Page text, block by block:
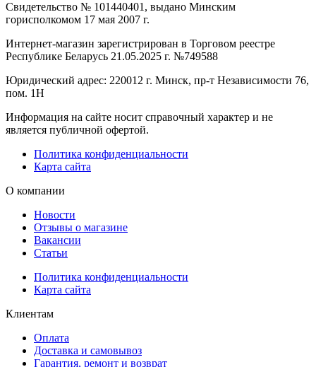
Свидетельство № 101440401, выдано Минским
горисполкомом 17 мая 2007 г.
Интернет-магазин зарегистрирован в Торговом реестре
Республике Беларусь 21.05.2025 г. №749588
Юридический адрес: 220012 г. Минск, пр-т Независимости 76,
пом. 1Н
Информация на сайте носит справочный характер и не
является публичной офертой.
Политика конфиденциальности
Карта сайта
О компании
Новости
Отзывы о магазине
Вакансии
Статьи
Политика конфиденциальности
Карта сайта
Клиентам
Оплата
Доставка и самовывоз
Гарантия, ремонт и возврат